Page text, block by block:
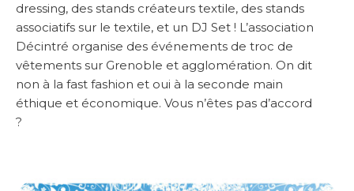
dressing, des stands créateurs textile, des stands
associatifs sur le textile, et un DJ Set ! L’association
Décintré organise des événements de troc de
vêtements sur Grenoble et agglomération. On dit
non à la fast fashion et oui à la seconde main
éthique et économique. Vous n’êtes pas d’accord
?